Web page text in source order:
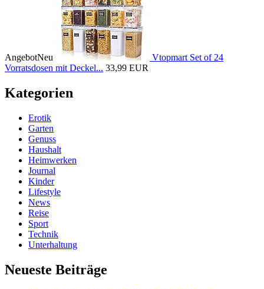
AngebotNeu
Vtopmart Set of 24
Vorratsdosen mit Deckel... 33,99 EUR
Kategorien
Erotik
Garten
Genuss
Haushalt
Heimwerken
Journal
Kinder
Lifestyle
News
Reise
Sport
Technik
Unterhaltung
Neueste Beiträge